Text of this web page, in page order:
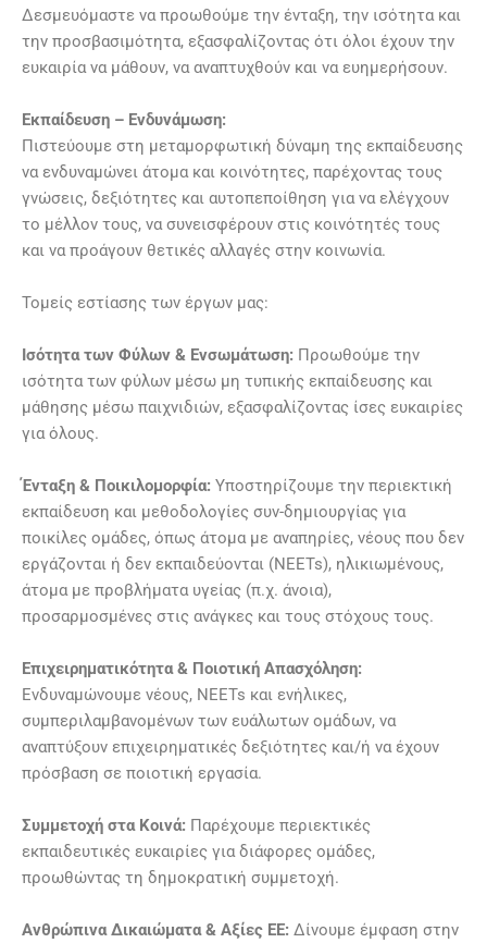
Δεσμευόμαστε να προωθούμε την ένταξη, την ισότητα και
την προσβασιμότητα, εξασφαλίζοντας ότι όλοι έχουν την
ευκαιρία να μάθουν, να αναπτυχθούν και να ευημερήσουν.
Εκπαίδευση – Ενδυνάμωση:
Πιστεύουμε στη μεταμορφωτική δύναμη της εκπαίδευσης
να ενδυναμώνει άτομα και κοινότητες, παρέχοντας τους
γνώσεις, δεξιότητες και αυτοπεποίθηση για να ελέγχουν
το μέλλον τους, να συνεισφέρουν στις κοινότητές τους
και να προάγουν θετικές αλλαγές στην κοινωνία.
Τομείς εστίασης των έργων μας:
Ισότητα των Φύλων & Ενσωμάτωση: Προωθούμε την
ισότητα των φύλων μέσω μη τυπικής εκπαίδευσης και
μάθησης μέσω παιχνιδιών, εξασφαλίζοντας ίσες ευκαιρίες
για όλους.
Ένταξη & Ποικιλομορφία: Υποστηρίζουμε την περιεκτική
εκπαίδευση και μεθοδολογίες συν-δημιουργίας για
ποικίλες ομάδες, όπως άτομα με αναπηρίες, νέους που δεν
εργάζονται ή δεν εκπαιδεύονται (NEETs), ηλικιωμένους,
άτομα με προβλήματα υγείας (π.χ. άνοια),
προσαρμοσμένες στις ανάγκες και τους στόχους τους.
Επιχειρηματικότητα & Ποιοτική Απασχόληση:
Ενδυναμώνουμε νέους, NEETs και ενήλικες,
συμπεριλαμβανομένων των ευάλωτων ομάδων, να
αναπτύξουν επιχειρηματικές δεξιότητες και/ή να έχουν
πρόσβαση σε ποιοτική εργασία.
Συμμετοχή στα Κοινά: Παρέχουμε περιεκτικές
εκπαιδευτικές ευκαιρίες για διάφορες ομάδες,
προωθώντας τη δημοκρατική συμμετοχή.
Ανθρώπινα Δικαιώματα & Αξίες ΕΕ: Δίνουμε έμφαση στην